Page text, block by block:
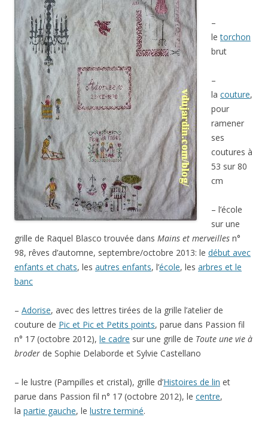
–
letorchon
brut
–
la couture,
pour
ramener
ses
coutures à
53 sur 80
cm
– l’école
sur une
grille de Raquel Blasco trouvée dans Mains et merveilles n°
98, rêves d’automne, septembre/octobre 2013: le début avec
enfants et chats, les autres enfants, l’école, les arbres et le
banc
– Adorise, avec des lettres tirées de la grille l’atelier de
couture de Pic et Pic et Petits points, parue dans Passion fil
n° 17 (octobre 2012), le cadre sur une grille de Toute une vie à
broder de Sophie Delaborde et Sylvie Castellano
– le lustre (Pampilles et cristal), grille d’Histoires de lin et
parue dans Passion fil n° 17 (octobre 2012), le centre,
la partie gauche, le lustre terminé.